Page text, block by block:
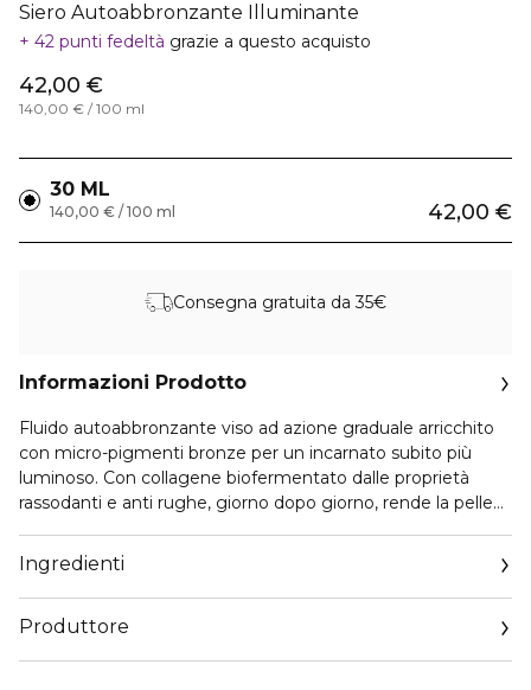
Siero Autoabbronzante Illuminante
42 punti fedeltà grazie a questo acquisto
42,00 €
140,00 € / 100 ml
30 ML
42,00 €
140,00 € / 100 ml
Consegna gratuita da 35€
Informazioni Prodotto
Fluido autoabbronzante viso ad azione graduale arricchito
con micro-pigmenti bronze per un incarnato subito più
luminoso. Con collagene biofermentato dalle proprietà
rassodanti e anti rughe, giorno dopo giorno, rende la pelle
donandole un aspetto più ambrato. Da applicare tutti i
giorni sino all’ottenimento del colorito desiderato. Modulare
poi la frequenza di applicazione in base ai propri gusti.
Ingredienti
Produttore